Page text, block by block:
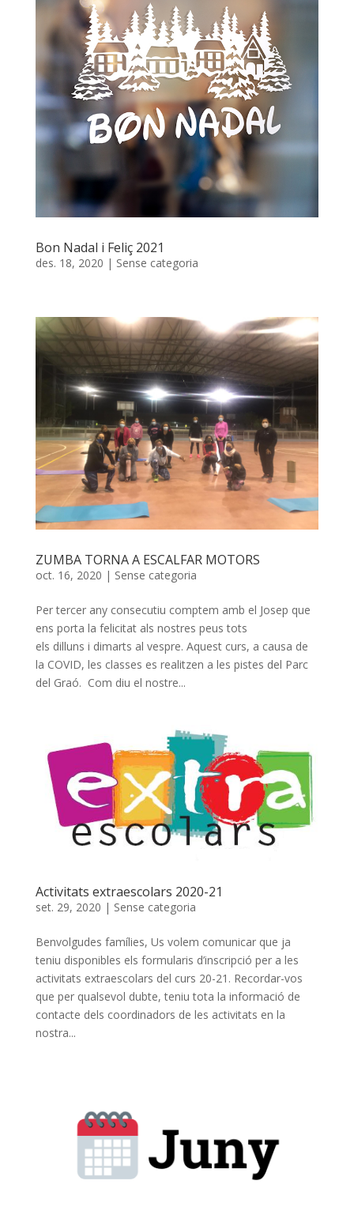
Bon Nadal i Feliç 2021
des. 18, 2020 | Sense categoria
ZUMBA TORNA A ESCALFAR MOTORS
oct. 16, 2020 | Sense categoria
Per tercer any consecutiu comptem amb el Josep que
ens porta la felicitat als nostres peus tots
els dilluns i dimarts al vespre. Aquest curs, a causa de
la COVID, les classes es realitzen a les pistes del Parc
del Graó. Com diu el nostre...
Activitats extraescolars 2020-21
set. 29, 2020 | Sense categoria
Benvolgudes famílies, Us volem comunicar que ja
teniu disponibles els formularis d’inscripció per a les
activitats extraescolars del curs 20-21. Recordar-vos
que per qualsevol dubte, teniu tota la informació de
contacte dels coordinadors de les activitats en la
nostra...